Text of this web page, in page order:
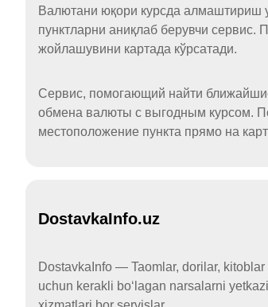
Валютани юқори курсда алмаштириш
пунктларни аниқлаб берувчи сервис.
жойлашувини картада кўрсатади.
Сервис, помогающий найти
обмена валюты с выгодным курсом.
местоположение пункта прямо на
DostavkaInfo.uz
DostavkaInfo — Taomlar, dorilar,
uchun kerakli boʻlagan narsalarni